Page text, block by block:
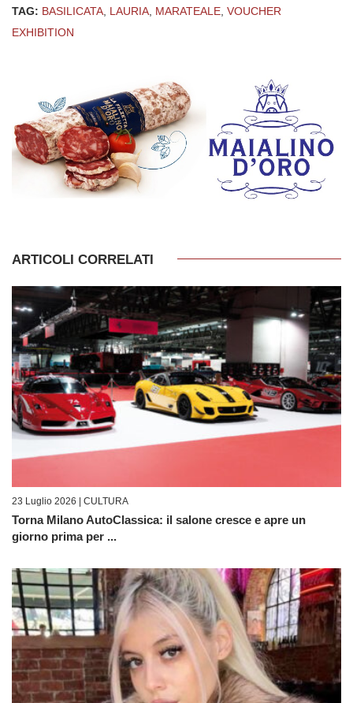
TAG: BASILICATA LAURIA MARATEALE VOUCHER
EXHIBITION
ARTICOLI CORRELATI
23 Luglio 2026 | CULTURA
Torna Milano AutoClassica: il salone cresce e apre un
giorno prima per ...